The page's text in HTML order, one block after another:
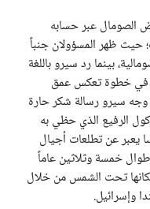
عبر حسابه
حيث ظهر المسؤولان جنباً
بينما رد سيرو باللغة
في خطوة تعكس عمق
وجه سيرو رسالة شكر حارة
الرفيع الذي حظي به
يعبر عن تطلعات أجيال
خمسة وثلاثين عاماً
تحت الشمس من خلال
وإسرائيل.